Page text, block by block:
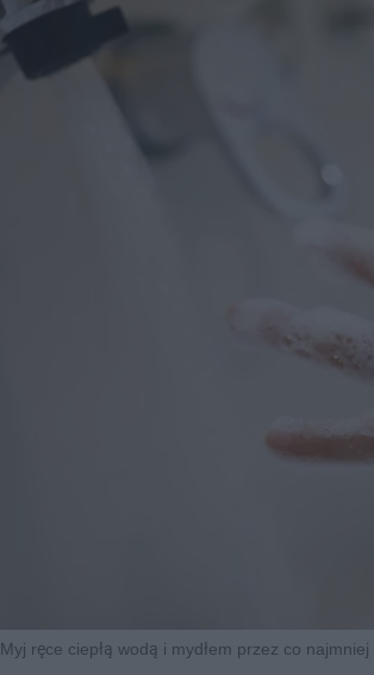
Myj ręce ciepłą wodą i mydłem przez co